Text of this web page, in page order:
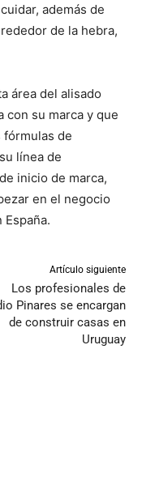
además de
de la hebra,
área del alisado
su marca y que
de
línea de
de inicio de marca,
en el negocio
Artículo siguiente
Los profesionales de
Pinares se encargan
de construir casas en
Uruguay